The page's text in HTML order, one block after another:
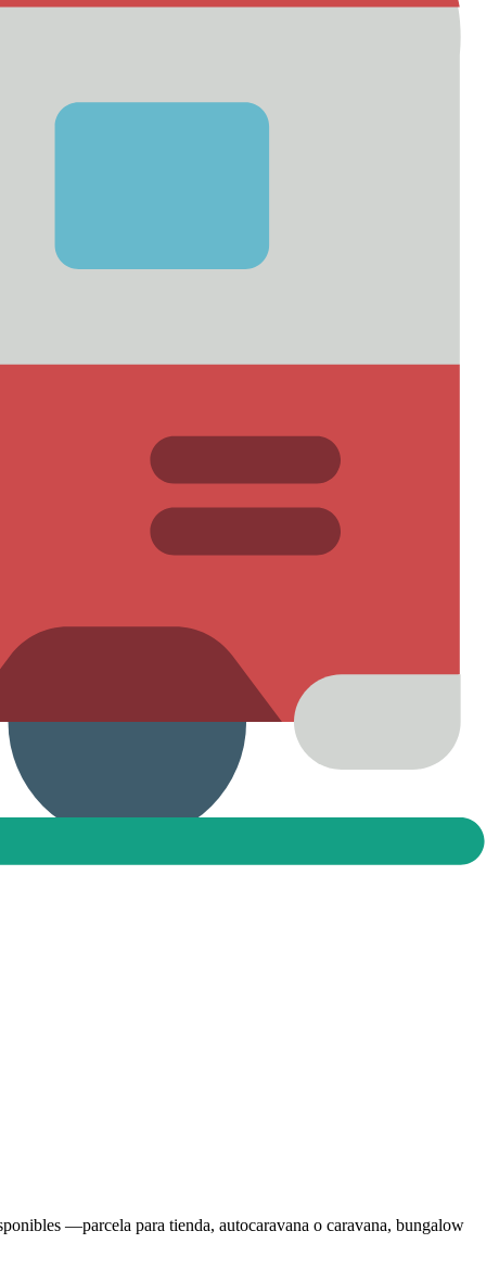
—parcela para tienda, autocaravana o caravana, bungalow